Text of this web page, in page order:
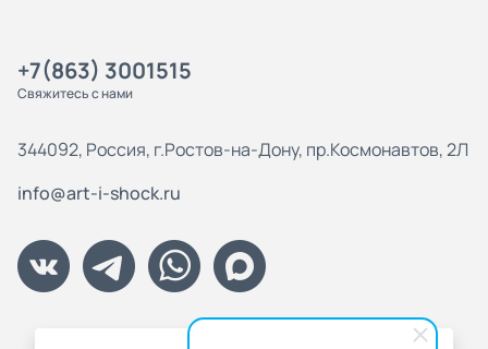
+7(863) 3001515
Свяжитесь с нами
344092, Россия, г.Ростов-на-Дону, пр.Космонавтов, 2Л
info@art-i-shock.ru